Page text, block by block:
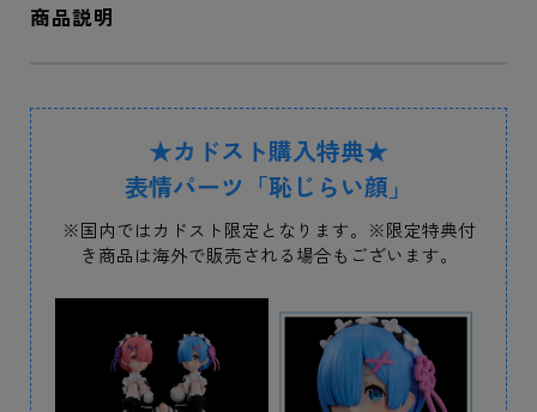
商品説明
★カドスト購入特典★
表情パーツ「恥じらい顔」
※国内ではカドスト限定となります。※限定特典付
き商品は海外で販売される場合もございます。